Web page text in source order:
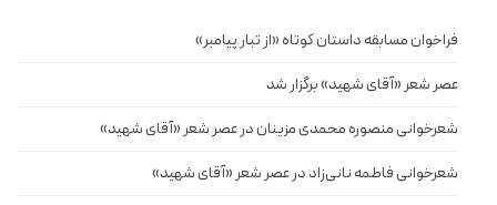
فراخوان مسابقه داستان کوتاه «از تبار پیامبر»
عصر شعر «آقای شهید» برگزار شد
شعرخوانی منصوره محمدی مزینان در عصر شعر «آقای شهید»
شعرخوانی فاطمه نانی‌زاد در عصر شعر «آقای شهید»